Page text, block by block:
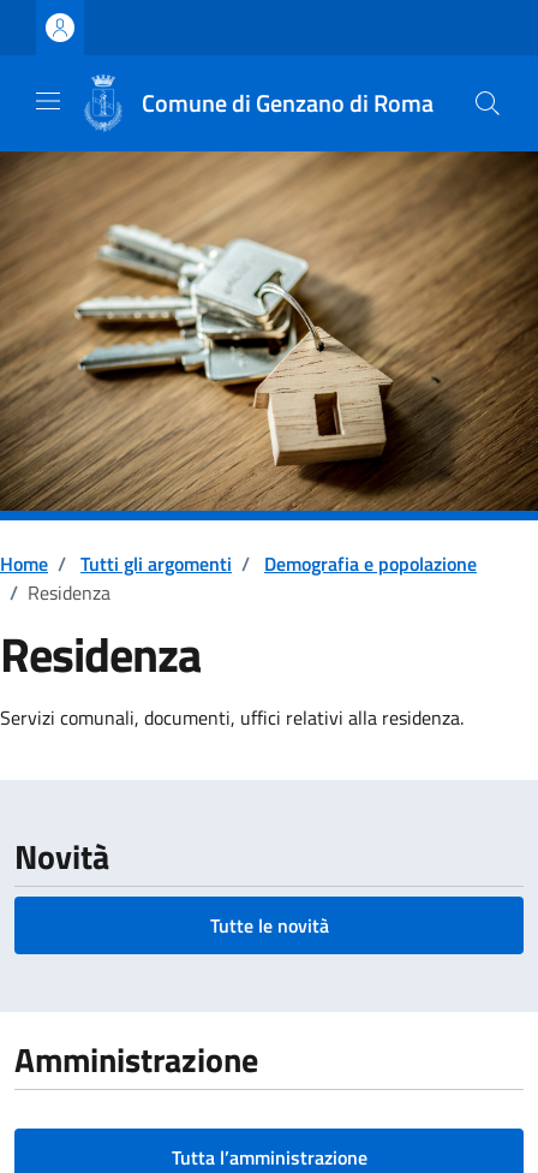
Vai ai contenuti
Vai al footer
Comune di Genzano di Roma
Home / Tutti gli argomenti / Demografia e popolazione
/ Residenza
Residenza
Dettagli della notizia
Servizi comunali, documenti, uffici relativi alla residenza.
Novità
Tutte le novità
Amministrazione
Tutta l’amministrazione